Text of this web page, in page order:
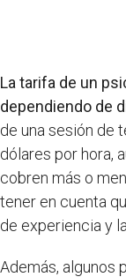
La tarifa de un
dependiendo de
de una sesión de
dólares por hora,
cobren más o
tener en cuenta
de experiencia y
Además, algunos